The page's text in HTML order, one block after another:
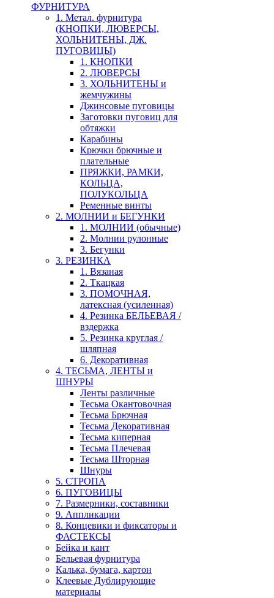
ФУРНИТУРА
1. Метал. фурнитура
(КНОПКИ, ЛЮВЕРСЫ,
ХОЛЬНИТЕНЫ, ДЖ.
ПУГОВИЦЫ)
1. КНОПКИ
2. ЛЮВЕРСЫ
3. ХОЛЬНИТЕНЫ и
жемчужины
Джинсовые пуговицы
Заготовки пуговиц для
обтяжки
Карабины
Крючки брючные и
плательные
ПРЯЖКИ, РАМКИ,
КОЛЬЦА,
ПОЛУКОЛЬЦА
Ременные винты
2. МОЛНИИ и БЕГУНКИ
1. МОЛНИИ (обычные)
2. Молнии рулонные
3. Бегунки
3. РЕЗИНКА
1. Вязаная
2. Ткацкая
3. ПОМОЧНАЯ,
латексная (усиленная)
4. Резинка БЕЛЬЕВАЯ /
вздержка
5. Резинка круглая /
шляпная
6. Декоративная
4. ТЕСЬМА, ЛЕНТЫ и
ШНУРЫ
Ленты различные
Тесьма Окантовочная
Тесьма Брючная
Тесьма Декоративная
Тесьма киперная
Тесьма Плечевая
Тесьма Шторная
Шнуры
5. СТРОПА
6. ПУГОВИЦЫ
7. Размерники, составники
9. Аппликации
8. Концевики и фиксаторы и
ФАСТЕКСЫ
Бейка и кант
Бельевая фурнитура
Калька, бумага, картон
Клеевые Дублирующие
материалы